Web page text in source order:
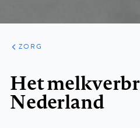
ARTIKELEN
PERSPECTIEF
ZORG
Het
Nederland